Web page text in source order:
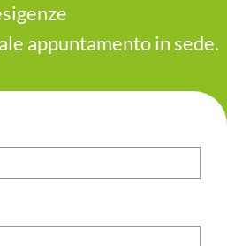
appuntamento in sede.